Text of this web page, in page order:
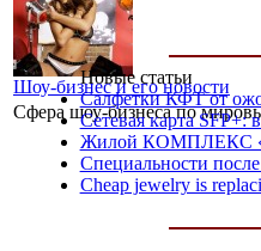
Шоу-бизнес и его новости
Сфера шоу-бизнеса по
Новые статьи
Салфетки КФТ от
Сетевая карта
Жилой КОМПЛЕКС
Специальности после
Cheap jewelry is